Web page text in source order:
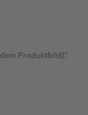
Produktbild).“